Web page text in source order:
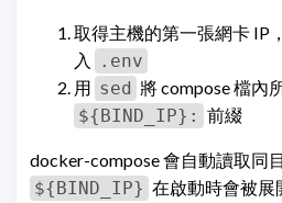
取得主機的第一張網卡 IP
入
.env
用 sed 將 compose 檔內
${BIND_IP}: 前綴
docker-compose 會自動讀取同
${BIND_IP} 在啟動時會被展